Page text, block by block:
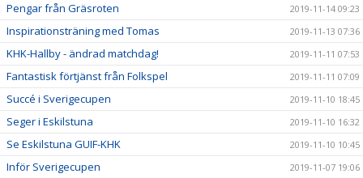
Pengar från Gräsroten 2019-11-14 09:23
Inspirationsträning med Tomas 2019-11-13 07:36
KHK-Hallby - ändrad matchdag! 2019-11-11 07:53
Fantastisk förtjänst från Folkspel 2019-11-11 07:09
Succé i Sverigecupen 2019-11-10 18:45
Seger i Eskilstuna 2019-11-10 16:32
Se Eskilstuna GUIF-KHK 2019-11-10 10:45
Inför Sverigecupen 2019-11-07 19:06